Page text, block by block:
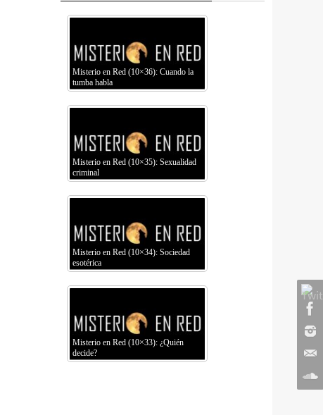
Misterio en Red (10×36): Cuando la
tumba habla
Misterio en Red (10×35): Sexualidad
criminal
Misterio en Red (10×34): Sociedad
esotérica
Misterio en Red (10×33): ¿Quién
decide?